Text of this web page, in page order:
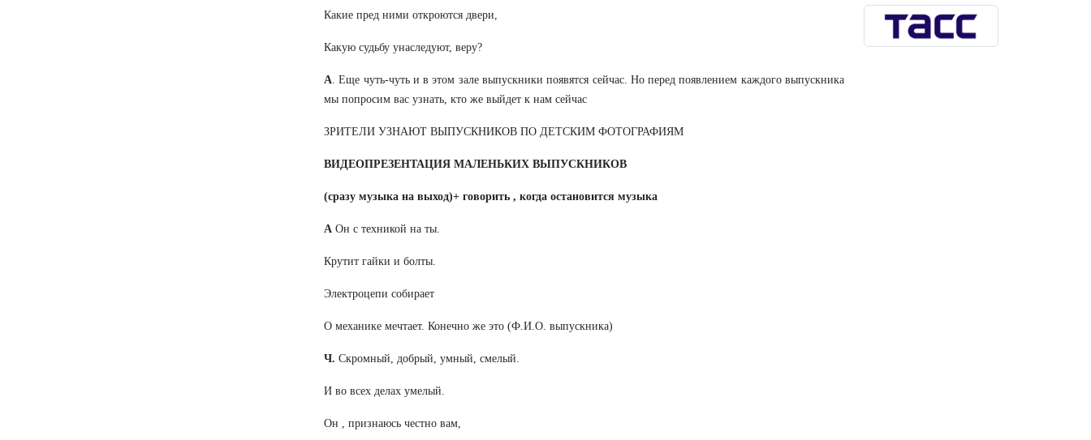
Какие пред ними откроются двери,
Какую судьбу унаследуют, веру?
А. Еще чуть-чуть и в этом зале выпускники появятся сейчас. Но перед появлением каждого выпускника
мы попросим вас узнать, кто же выйдет к нам сейчас
ЗРИТЕЛИ УЗНАЮТ ВЫПУСКНИКОВ ПО ДЕТСКИМ ФОТОГРАФИЯМ
ВИДЕОПРЕЗЕНТАЦИЯ МАЛЕНЬКИХ ВЫПУСКНИКОВ
(сразу музыка на выход)+ говорить , когда остановится музыка
А Он с техникой на ты.
Крутит гайки и болты.
Электроцепи собирает
О механике мечтает. Конечно же это (Ф.И.О. выпускника)
Ч. Скромный, добрый, умный, смелый.
И во всех делах умелый.
Он , признаюсь честно вам,